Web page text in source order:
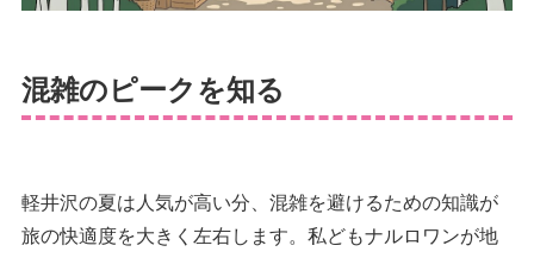
混雑のピークを知る
軽井沢の夏は人気が高い分、混雑を避けるための知識が
旅の快適度を大きく左右します。私どもナルロワンが地